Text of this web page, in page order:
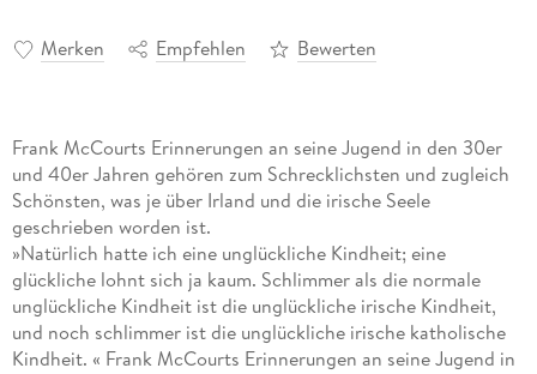
Merken Empfehlen Bewerten
Frank McCourts Erinnerungen an seine Jugend in den 30er
und 40er Jahren gehören zum Schrecklichsten und zugleich
Schönsten, was je über Irland und die irische Seele
geschrieben worden ist.
»Natürlich hatte ich eine unglückliche Kindheit; eine
glückliche lohnt sich ja kaum. Schlimmer als die normale
unglückliche Kindheit ist die unglückliche irische Kindheit,
und noch schlimmer ist die unglückliche irische katholische
Kindheit. « Frank McCourts Erinnerungen an seine Jugend in